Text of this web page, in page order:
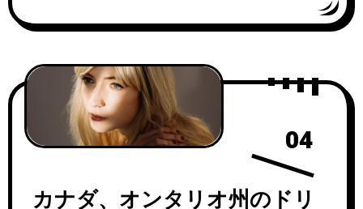
04
カナダ、オンタリオ州のドリ